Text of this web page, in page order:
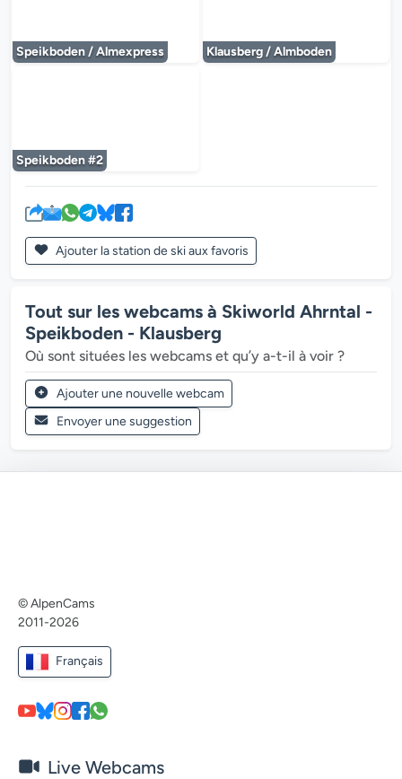
Speikboden / Almexpress Klausberg / Almboden
Speikboden #2
Ajouter la station de ski aux favoris
Tout sur les webcams à Skiworld Ahrntal -
Speikboden - Klausberg
Où sont situées les webcams et qu’y a-t-il à voir ?
Ajouter une nouvelle webcam
Envoyer une suggestion
© AlpenCams
2011-2026
Français
Live Webcams